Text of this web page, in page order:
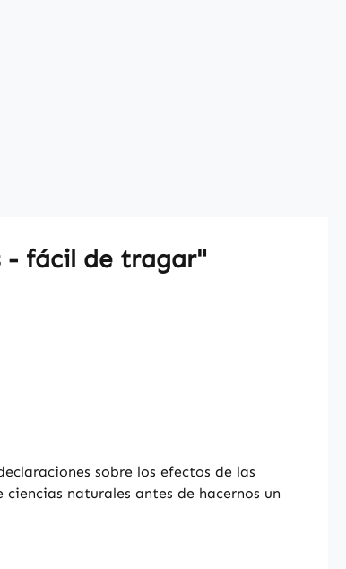
- fácil de tragar"
sobre los efectos de las
naturales antes de hacernos un